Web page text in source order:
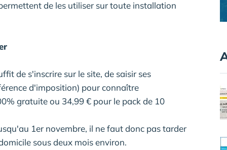
de les utiliser sur toute installation
de s'inscrire sur le site, de saisir ses
d'imposition) pour connaître
gratuite ou 34,99 € pour le pack de 10
1er novembre, il ne faut donc pas tarder
sous deux mois environ.